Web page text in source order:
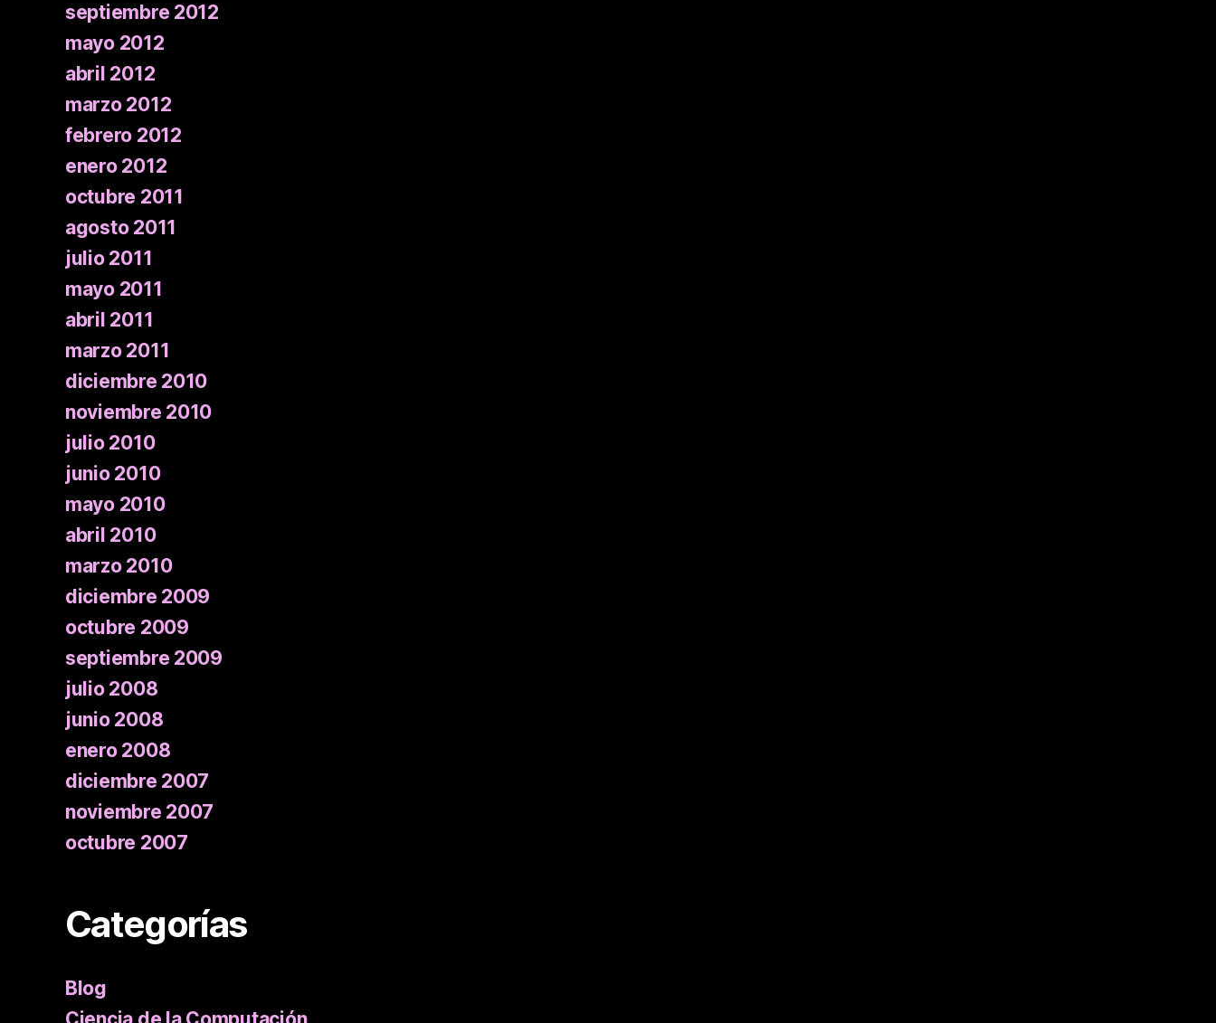
septiembre 2012
mayo 2012
abril 2012
marzo 2012
febrero 2012
enero 2012
octubre 2011
agosto 2011
julio 2011
mayo 2011
abril 2011
marzo 2011
diciembre 2010
noviembre 2010
julio 2010
junio 2010
mayo 2010
abril 2010
marzo 2010
diciembre 2009
octubre 2009
septiembre 2009
julio 2008
junio 2008
enero 2008
diciembre 2007
noviembre 2007
octubre 2007
Categorías
Blog